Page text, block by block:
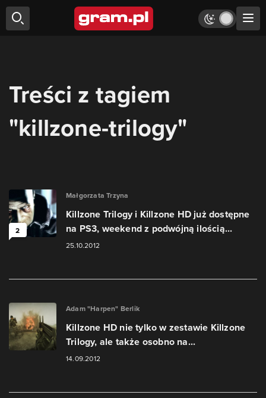
Treści z tagiem
"killzone-trilogy"
2
Małgorzata Trzyna
Killzone Trilogy i Killzone HD już dostępne
na PS3, weekend z podwójną ilością...
25.10.2012
Adam "Harpen" Berlik
Killzone HD nie tylko w zestawie Killzone
Trilogy, ale także osobno na...
14.09.2012